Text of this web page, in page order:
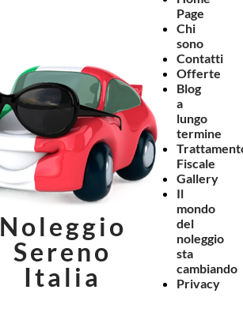
Noleggio
Sereno
Italia
Page
Chi
sono
Contatti
Offerte
Blog
a
lungo
termine
Fiscale
Gallery
Il
mondo
del
noleggio
sta
cambiando
Privacy